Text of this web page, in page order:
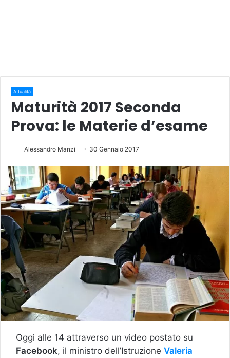
Attualità
Maturità 2017 Seconda
Prova: le Materie d’esame
Alessandro Manzi 30 Gennaio 2017
Oggi alle 14 attraverso un video postato su
Facebook, il ministro dell’Istruzione Valeria